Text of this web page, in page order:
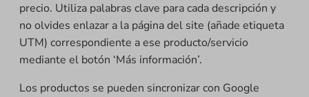
precio. Utiliza palabras clave para cada descripción y
no olvides enlazar a la página del site (añade etiqueta
UTM) correspondiente a ese producto/servicio
mediante el botón ‘Más información’.
Los productos se pueden sincronizar con Google